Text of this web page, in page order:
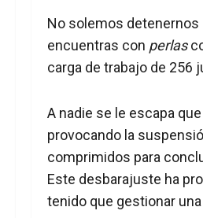
No solemos detenernos
encuentras con perlas
carga de trabajo de 256
A nadie se le escapa
provocando la
comprimidos para
Este desbarajuste ha
tenido que gestionar